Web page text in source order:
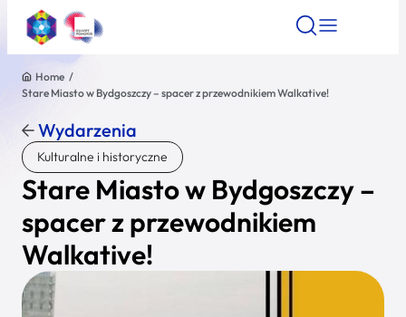
Znajdź atrakcję Znajdź artykuł Znajdź
Znajdź atrakcję
Nazwa atrakcji
Miasto
Kategoria
Home /
Stare Miasto w Bydgoszczy – spacer z przewodnikiem Walkative!
Wydarzenia
Kulturalne i historyczne
Stare Miasto w Bydgoszczy –
spacer z przewodnikiem
Walkative!